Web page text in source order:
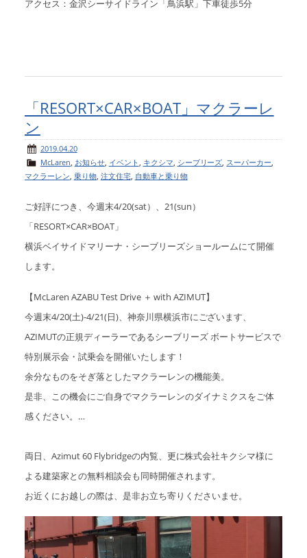
アクセス：金沢シーサイドライン「鳥浜駅」下車徒歩5分
「RESORT×CAR×BOAT」マクラーレ
ン
2019.04.20
McLaren, お知らせ, イベント, キクシマ, シーブリーズ, スーパーカー,
マクラーレン, 乗り物, 注文住宅, 自動車と乗り物
ご好評につき、今週末4/20(sat）、21(sun）
「RESORT×CAR×BOAT」
横浜ベイサイドマリーナ・シーブリーズショールームにて開催
します。
【McLaren AZABU Test Drive ＋ with AZIMUT】
今週末4/20(土)-4/21(日)、神奈川県横浜市にございます、
AZIMUTの正規ディーラーであるシーブリーズ ボートサービスで
特別展示会・試乗会を開催いたします！
余分なものをそぎ落としたマクラーレンの機能美。
是非、この機会にご自身でマクラーレンのダイナミクスをご体
感ください。 …
両日、Azimut 60 Flybridgeの内覧、更に株式会社キクシマ様に
よる建築家との無料相談会も同時開催されます。
お近くにお越しの際は、是非お立ち寄りくださいませ。